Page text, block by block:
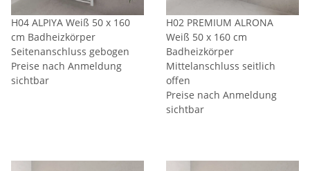
H04 ALPIYA Weiß 50 x 160
cm Badheizkörper
Seitenanschluss gebogen
Preise nach Anmeldung
sichtbar
H02 PREMIUM ALRONA
Weiß 50 x 160 cm
Badheizkörper
Mittelanschluss seitlich
offen
Preise nach Anmeldung
sichtbar